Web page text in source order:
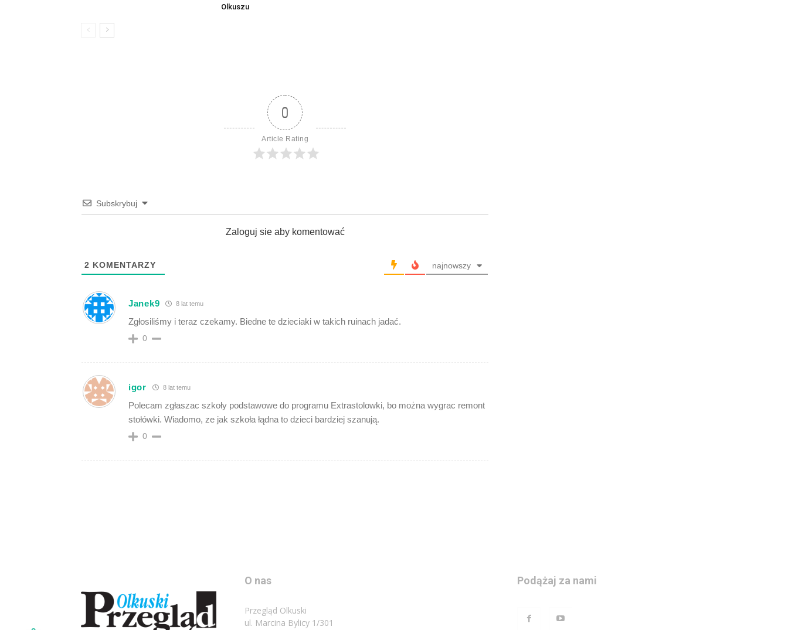
Olkuszu
0
Article Rating
Subskrybuj
Zaloguj sie aby komentować
2 KOMENTARZY najnowszy
Janek9 8 lat temu
Zgłosiliśmy i teraz czekamy. Biedne te dzieciaki w takich ruinach jadać.
0
igor 8 lat temu
Polecam zgłaszac szkoły podstawowe do programu Extrastolowki, bo można wygrac remont
stołówki. Wiadomo, ze jak szkoła łądna to dzieci bardziej szanują.
0
O nas
Przegląd Olkuski
ul. Marcina Bylicy 1/301
Podążaj za nami